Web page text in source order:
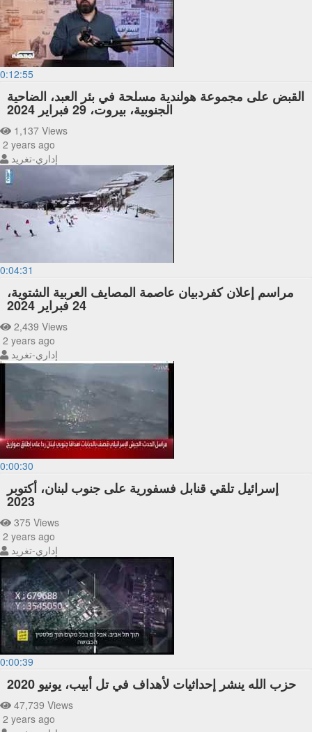
0:12:55
القبض على مجموعة هولندية مسلحة في بئر العبد، الضاحية
الجنوبية، بيروت، 29 فبراير 2024
1,137 Views
2 years ago
إداري-تغريد
0:04:31
مراسم إعلان كفردبيان عاصمة المصايف العربية الشتوية،
24 فبراير 2024
2,439 Views
2 years ago
إداري-تغريد
0:00:30
إسرائيل تلقي قنابل فسفورية على جنوب لبنان، أكتوبر
2023
375 Views
2 years ago
إداري-تغريد
0:00:39
حزب الله ينشر إحداثيات لأهداف في تل أبيب، يونيو 2020
47,739 Views
2 years ago